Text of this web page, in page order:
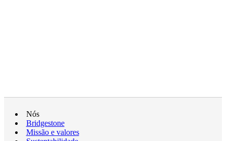
Nós
Bridgestone
Missão e valores